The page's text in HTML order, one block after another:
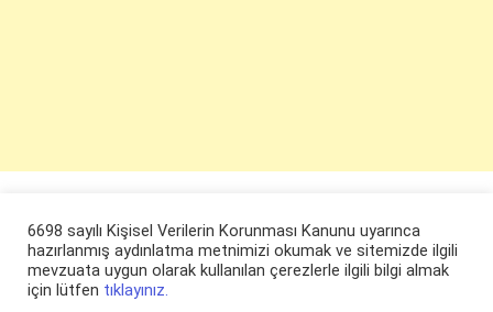
6698 sayılı Kişisel Verilerin Korunması Kanunu uyarınca
hazırlanmış aydınlatma metnimizi okumak ve sitemizde ilgili
mevzuata uygun olarak kullanılan çerezlerle ilgili bilgi almak
için lütfen tıklayınız.